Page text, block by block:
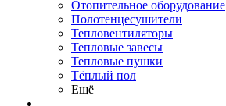
Отопительное оборудование
Полотенцесушители
Тепловентиляторы
Тепловые завесы
Тепловые пушки
Тёплый пол
Ещё